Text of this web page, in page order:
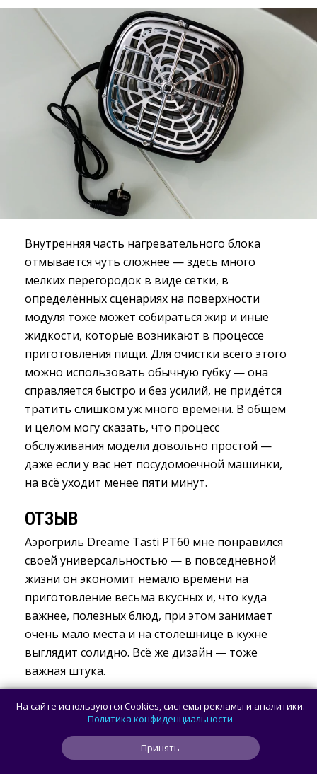
Внутренняя часть нагревательного блока
отмывается чуть сложнее — здесь много
мелких перегородок в виде сетки, в
определённых сценариях на поверхности
модуля тоже может собираться жир и иные
жидкости, которые возникают в процессе
приготовления пищи. Для очистки всего этого
можно использовать обычную губку — она
справляется быстро и без усилий, не придётся
тратить слишком уж много времени. В общем
и целом могу сказать, что процесс
обслуживания модели довольно простой —
даже если у вас нет посудомоечной машинки,
на всё уходит менее пяти минут.
ОТЗЫВ
Аэрогриль Dreame Tasti PT60 мне понравился
своей универсальностью — в повседневной
жизни он экономит немало времени на
приготовление весьма вкусных и, что куда
важнее, полезных блюд, при этом занимает
очень мало места и на столешнице в кухне
выглядит солидно. Всё же дизайн — тоже
важная штука.
На сайте используются Cookies, системы рекламы и аналитики.
Политика конфиденциальности
Принять